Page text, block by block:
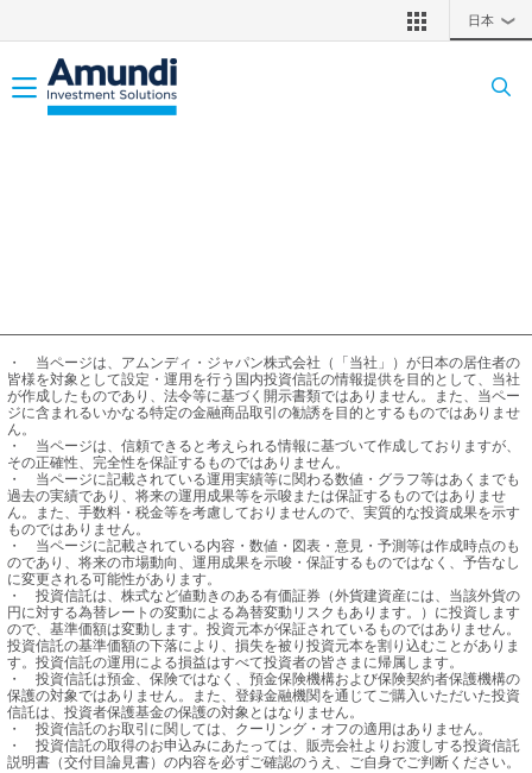
日本 ❯
Toggle navigation
・	当ページは、アムンディ・ジャパン株式会社（「当社」）が日本の居住者の
皆様を対象として設定・運用を行う国内投資信託の情報提供を目的として、当社
が作成したものであり、法令等に基づく開示書類ではありません。また、当ペー
ジに含まれるいかなる特定の金融商品取引の勧誘を目的とするものではありませ
ん。
・	当ページは、信頼できると考えられる情報に基づいて作成しておりますが、
その正確性、完全性を保証するものではありません。
・	当ページに記載されている運用実績等に関わる数値・グラフ等はあくまでも
過去の実績であり、将来の運用成果等を示唆または保証するものではありませ
ん。また、手数料・税金等を考慮しておりませんので、実質的な投資成果を示す
ものではありません。
・	当ページに記載されている内容・数値・図表・意見・予測等は作成時点のも
のであり、将来の市場動向、運用成果を示唆・保証するものではなく、予告なし
に変更される可能性があります。
・	投資信託は、株式など値動きのある有価証券（外貨建資産には、当該外貨の
円に対する為替レートの変動による為替変動リスクもあります。）に投資します
ので、基準価額は変動します。投資元本が保証されているものではありません。
投資信託の基準価額の下落により、損失を被り投資元本を割り込むことがありま
す。投資信託の運用による損益はすべて投資者の皆さまに帰属します。
・	投資信託は預金、保険ではなく、預金保険機構および保険契約者保護機構の
保護の対象ではありません。また、登録金融機関を通じてご購入いただいた投資
信託は、投資者保護基金の保護の対象とはなりません。
・	投資信託のお取引に関しては、クーリング・オフの適用はありません。
・	投資信託の取得のお申込みにあたっては、販売会社よりお渡しする投資信託
説明書（交付目論見書）の内容を必ずご確認のうえ、ご自身でご判断ください。